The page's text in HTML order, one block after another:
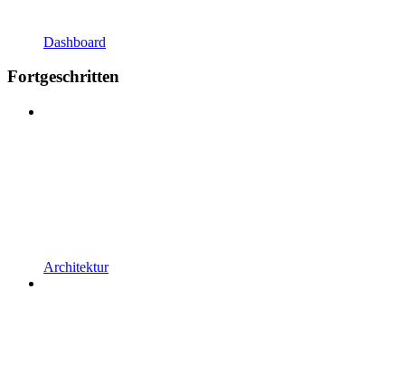
Dashboard
Fortgeschritten
Architektur